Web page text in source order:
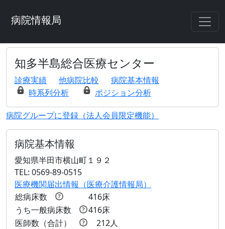
病院情報局
知多半島総合医療センター
診療実績 他病院比較
病院基本情報
時系列分析
ポジション分析
病院グループに登録（法人会員限定機能）
病院基本情報
愛知県半田市横山町１９２
TEL: 0569-89-0515
医療機関届出情報（医療介護情報局）
総病床数
416床
うち一般病床数
416床
医師数（合計）
212人